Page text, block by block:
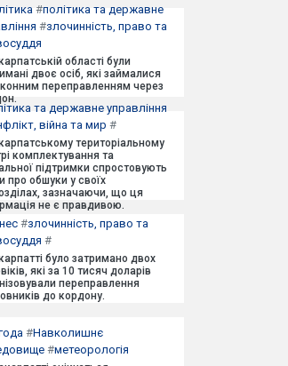
#політика та державне
#злочинність, право та
області були
двоє осіб, які займалися
переправленням через
та державне управління
війна та мир #
територіальному
комплектування та
підтримки спростовують
про обшуки у своїх
зазначаючи, що ця
не є правдивою.
#злочинність, право та
#
було затримано двох
які за 10 тисяч доларів
переправлення
до кордону.
#Навколишнє
#метеорологія